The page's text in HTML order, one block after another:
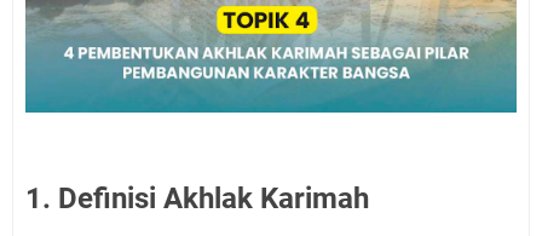
1. Definisi Akhlak Karimah